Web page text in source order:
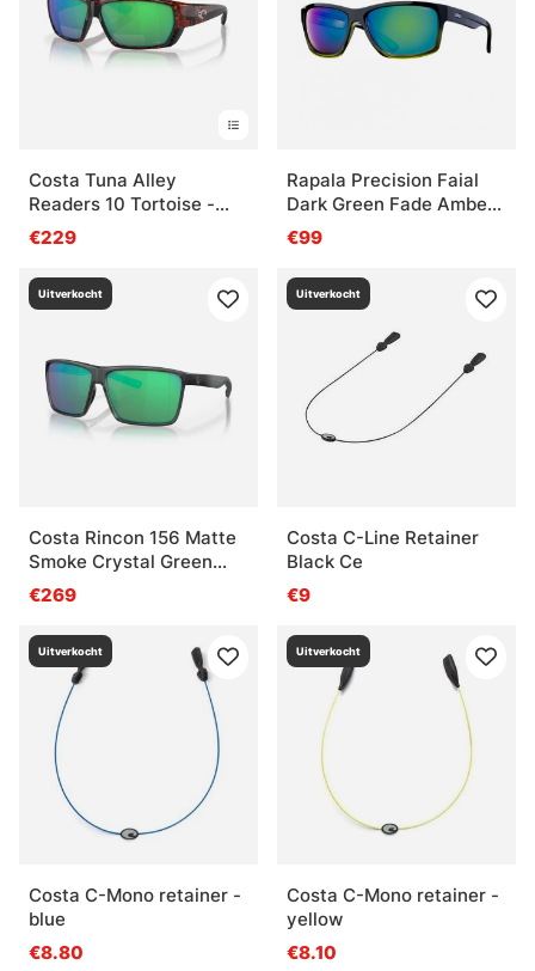
Costa Tuna Alley
Readers 10 Tortoise -
Grn Mir 580P
€229
Rapala Precision Faial
Dark Green Fade Amber
Green Mirror
€99
Uitverkocht
Costa Rincon 156 Matte
Smoke Crystal Green
Mirror 580G
€269
Uitverkocht
Costa C-Line Retainer
Black Ce
€9
Uitverkocht
Costa C-Mono retainer -
blue
€8.80
Uitverkocht
Costa C-Mono retainer -
yellow
€8.10